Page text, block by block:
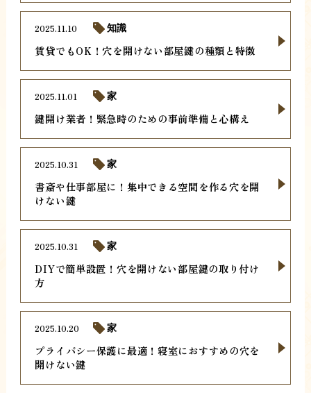
賃貸でもOK！穴を開けない部屋鍵の種類と特徴
2025.11.10 知識
鍵開け業者！緊急時のための事前準備と心構え
2025.11.01 家
書斎や仕事部屋に！集中できる空間を作る穴を開
けない鍵
2025.10.31 家
DIYで簡単設置！穴を開けない部屋鍵の取り付け
方
2025.10.31 家
プライバシー保護に最適！寝室におすすめの穴を
開けない鍵
2025.10.20 家